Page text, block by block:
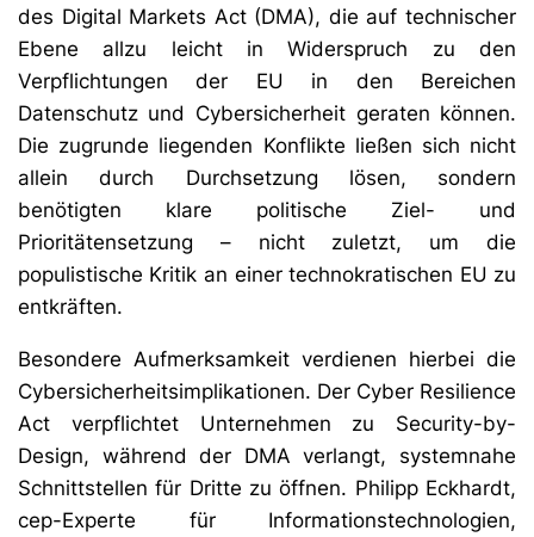
des Digital Markets Act (DMA), die auf technischer
Ebene allzu leicht in Widerspruch zu den
Verpflichtungen der EU in den Bereichen
Datenschutz und Cybersicherheit geraten können.
Die zugrunde liegenden Konflikte ließen sich nicht
allein durch Durchsetzung lösen, sondern
benötigten klare politische Ziel- und
Prioritätensetzung – nicht zuletzt, um die
populistische Kritik an einer technokratischen EU zu
entkräften.
Besondere Aufmerksamkeit verdienen hierbei die
Cybersicherheitsimplikationen. Der Cyber Resilience
Act verpflichtet Unternehmen zu Security-by-
Design, während der DMA verlangt, systemnahe
Schnittstellen für Dritte zu öffnen. Philipp Eckhardt,
cep-Experte für Informationstechnologien,